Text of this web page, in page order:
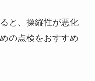
と、操縦性が悪化
の点検をおすすめ